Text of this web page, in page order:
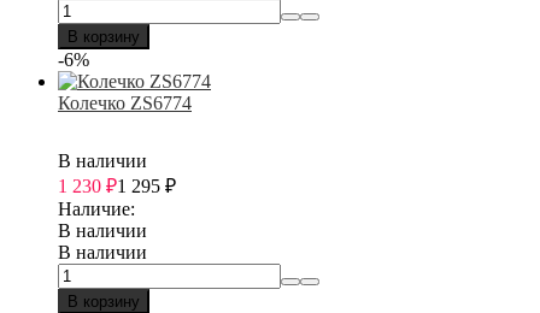
В корзину
-6%
Колечко ZS6774
В наличии
1 230 ₽1 295 ₽
Наличие:
В наличии
В наличии
В корзину